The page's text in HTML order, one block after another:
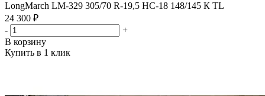
LongMarch LM-329 305/70 R-19,5 НС-18 148/145 К TL
24 300 ₽
-
+
В корзину
Купить в 1 клик